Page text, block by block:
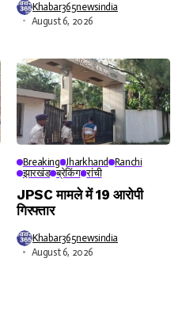
Khabar365newsindia
August 6, 2026
Breaking Jharkhand
Ranchi
झारखंड ब्रेकिंग रांची
JPSC मामले में 19 आरोपी
गिरफ्तार
Khabar365newsindia
August 6, 2026